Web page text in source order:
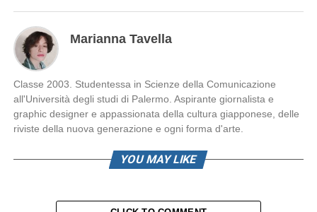
Marianna Tavella
Classe 2003. Studentessa in Scienze della Comunicazione
all'Università degli studi di Palermo. Aspirante giornalista e
graphic designer e appassionata della cultura giapponese, delle
riviste della nuova generazione e ogni forma d'arte.
YOU MAY LIKE